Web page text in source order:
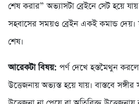
শেষ করার” অভ্যাসটা ব্রেইনে সেট হয়ে
সহবাসের সময়ও ব্রেইন একই কমান্ড
শেষ।
আরেকটা বিষয়: পর্ণ দেখে হস্তমৈথুন
উত্তেজনায় অভ্যস্ত হয়ে যায়। বাস্তবে